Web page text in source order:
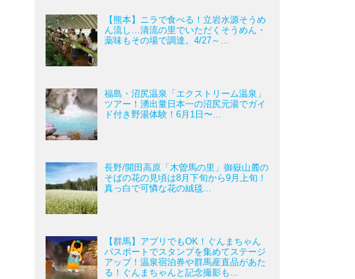
【熊本】ニラで食べる！立岩水源そうめ
ん流し…清流の里でいただくそうめん・
薬味もその場で調達。4/27～...
福島・沼尻温泉「エクストリーム温泉」
ツアー！湧出量日本一の沼尻元湯でガイ
ド付き野湯体験！6月1日〜...
長野/開田高原「木曽馬の里」御嶽山麓の
そばの花の見頃は8月下旬から9月上旬！
真っ白で可憐な花の絨毯...
【群馬】アプリでもOK！ぐんまちゃん
パスポートでスタンプを集めてステージ
アップ！温泉宿泊券や群馬産直品があた
る！ぐんまちゃんと記念撮影も...